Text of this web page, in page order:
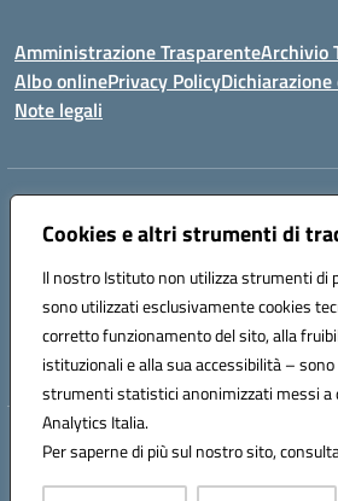
Cookies e altri strumenti di
Il nostro Istituto non utilizza strumenti di
sono utilizzati esclusivamente cookies
corretto funzionamento del sito, alla
istituzionali e alla sua accessibilità –
strumenti statistici anonimizzati messi a
Analytics Italia.
Per saperne di più sul nostro sito,
Amministrazione TrasparenteArchivio
Albo onlinePrivacy Policy
Note legali
Indirizzo:
Centralino:096721161 Email:
Codice fiscale: 84000710792
Codice meccanografico:
CZIC869004
Codice unico di fatturazione (CUF): UFKGA0
Hosting & Powered by 3D
Concept & Design by